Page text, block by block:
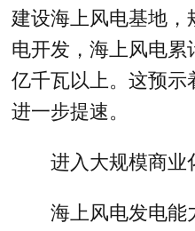
建设海上风电基地，
电开发，海上风电
亿千瓦以上。这预示
进一步提速。
进入大规模商业
海上风电发电能